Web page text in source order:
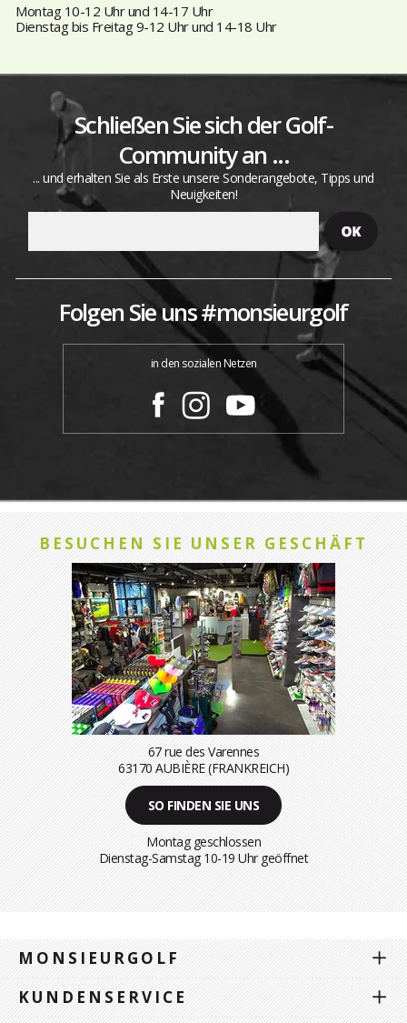
Montag 10-12 Uhr und 14-17 Uhr
Dienstag bis Freitag 9-12 Uhr und 14-18 Uhr
Schließen Sie sich der Golf-
Community an ...
... und erhalten Sie als Erste unsere Sonderangebote, Tipps und
Neuigkeiten!
Folgen Sie uns #monsieurgolf
in den sozialen Netzen
BESUCHEN SIE UNSER GESCHÄFT
67 rue des Varennes
63170 AUBIÈRE (FRANKREICH)
SO FINDEN SIE UNS
Montag geschlossen
Dienstag-Samstag 10-19 Uhr geöffnet
MONSIEURGOLF
KUNDENSERVICE